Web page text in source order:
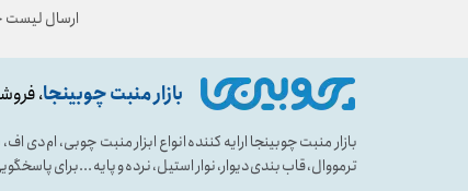
بازار منبت چوبینجا،
بازار منبت چوبینجا ارایه کننده انواع ابزار منبت چوبی، ام
ترمووال، قاب بندی دیوار، نوار استیل، نرده و پایه ...برای
ارسال لیست